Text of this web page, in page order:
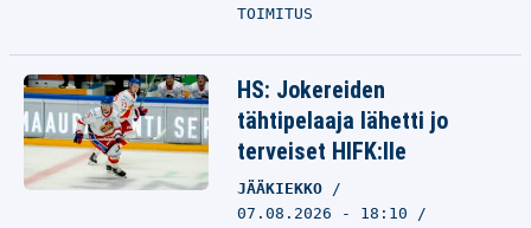
TOIMITUS
HS: Jokereiden
tähtipelaaja lähetti jo
terveiset HIFK:lle
JÄÄKIEKKO
07.08.2026 - 18:10